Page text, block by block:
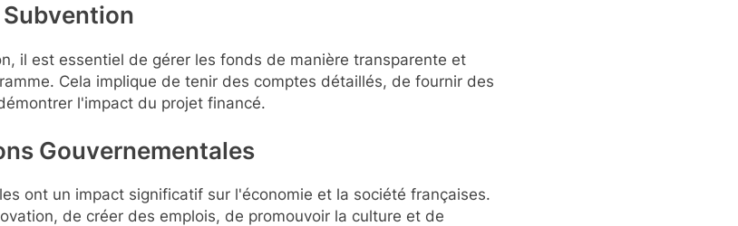
il est essentiel de gérer les fonds de manière transparente et
Cela implique de tenir des comptes détaillés, de fournir des
l'impact du projet financé.
Gouvernementales
ont un impact significatif sur l'économie et la société françaises.
de créer des emplois, de promouvoir la culture et de